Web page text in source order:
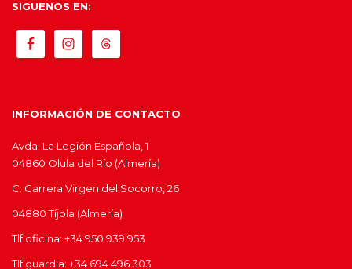
SIGUENOS EN:
INFORMACIÓN DE CONTACTO
Avda. La Legión Española, 1
04860 Olula del Río (Almería)
C. Carrera Virgen del Socorro, 26
04880 Tíjola (Almería)
Tlf oficina: +34 950 939 953
Tlf guardia: +34 694 496 303